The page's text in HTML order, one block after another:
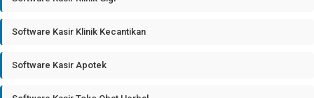
Software Kasir Klinik Kecantikan
Software Kasir Apotek